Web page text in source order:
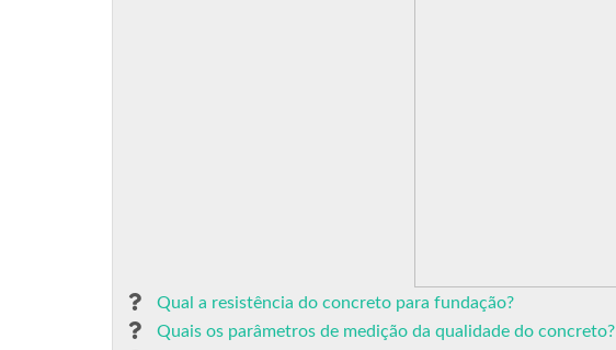
Qual a resistência do concreto para fundação?
Quais os parâmetros de medição da qualidade do concreto?